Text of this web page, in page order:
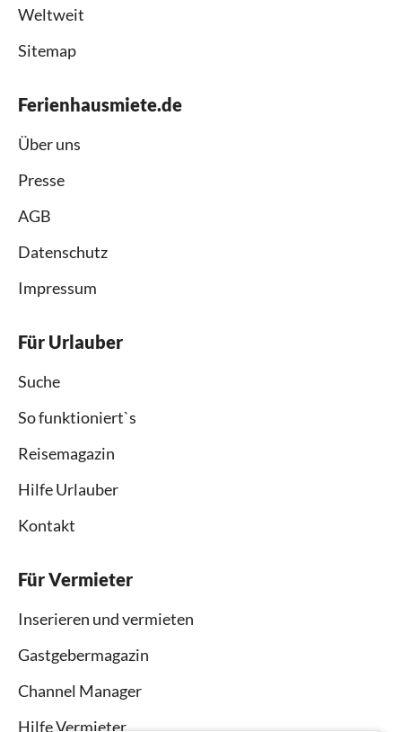
Weltweit
Sitemap
Ferienhausmiete.de
Über uns
Presse
AGB
Datenschutz
Impressum
Für Urlauber
Suche
So funktioniert`s
Reisemagazin
Hilfe Urlauber
Kontakt
Für Vermieter
Inserieren und vermieten
Gastgebermagazin
Channel Manager
Hilfe Vermieter